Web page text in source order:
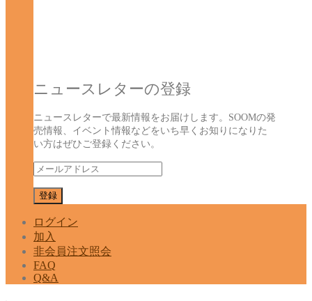
ニュースレターの登録
ニュースレターで最新情報をお届けします。SOOMの発
売情報、イベント情報などをいち早くお知りになりた
い方はぜひご登録ください。
ログイン
加入
非会員注文照会
FAQ
Q&A